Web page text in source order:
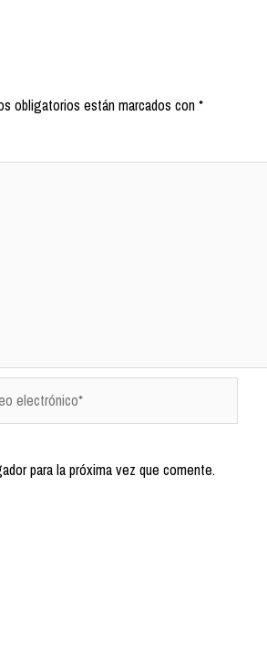
obligatorios están marcados con*
para la próxima vez que comente.